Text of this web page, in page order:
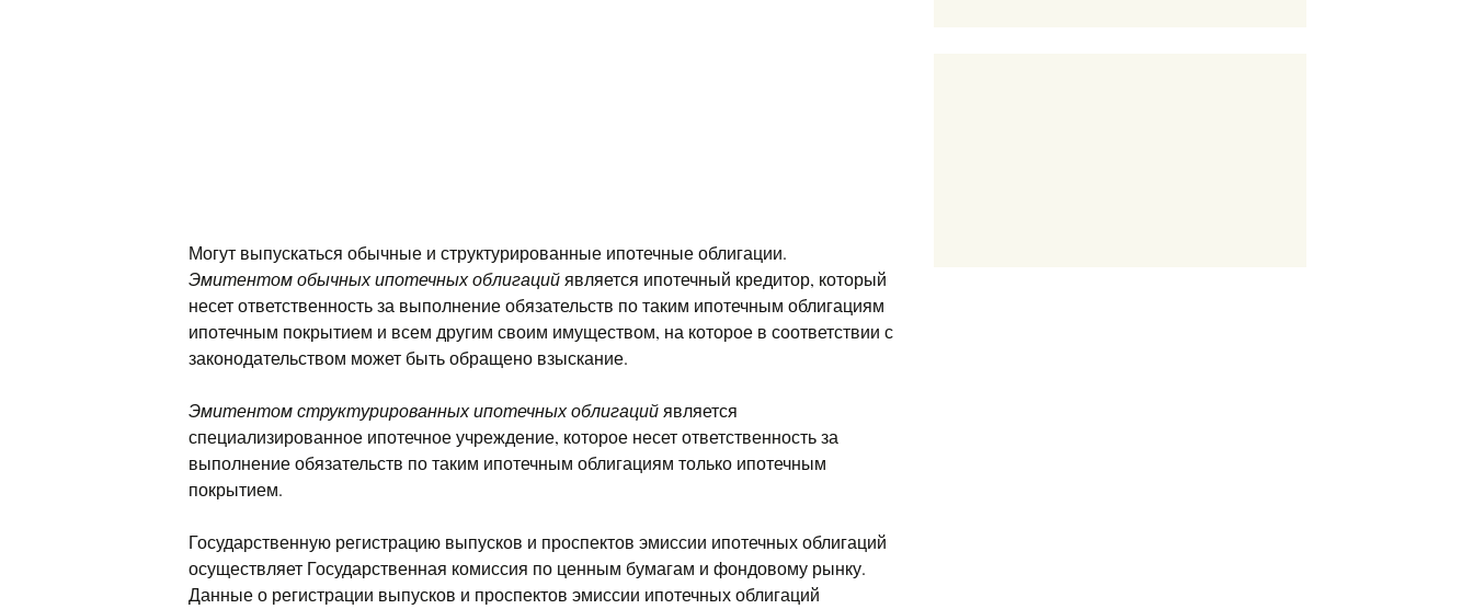
Могут выпускаться обычные и структурированные ипотечные облигации.
Эмитентом обычных ипотечных облигаций является ипотечный кредитор, который
несет ответственность за выполнение обязательств по таким ипотечным облигациям
ипотечным покрытием и всем другим своим имуществом, на которое в соответствии с
законодательством может быть обращено взыскание.
Эмитентом структурированных ипотечных облигаций является
специализированное ипотечное учреждение, которое несет ответственность за
выполнение обязательств по таким ипотечным облигациям только ипотечным
покрытием.
Государственную регистрацию выпусков и проспектов эмиссии ипотечных облигаций
осуществляет Государственная комиссия по ценным бумагам и фондовому рынку.
Данные о регистрации выпусков и проспектов эмиссии ипотечных облигаций